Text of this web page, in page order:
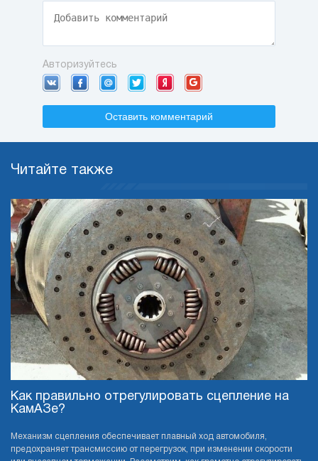
Авторизуйтесь
Оставить комментарий
Читайте также
Как правильно отрегулировать сцепление на
КамАЗе?
Механизм сцепления обеспечивает плавный ход автомобиля,
предохраняет трансмиссию от перегрузок, при изменении скорости